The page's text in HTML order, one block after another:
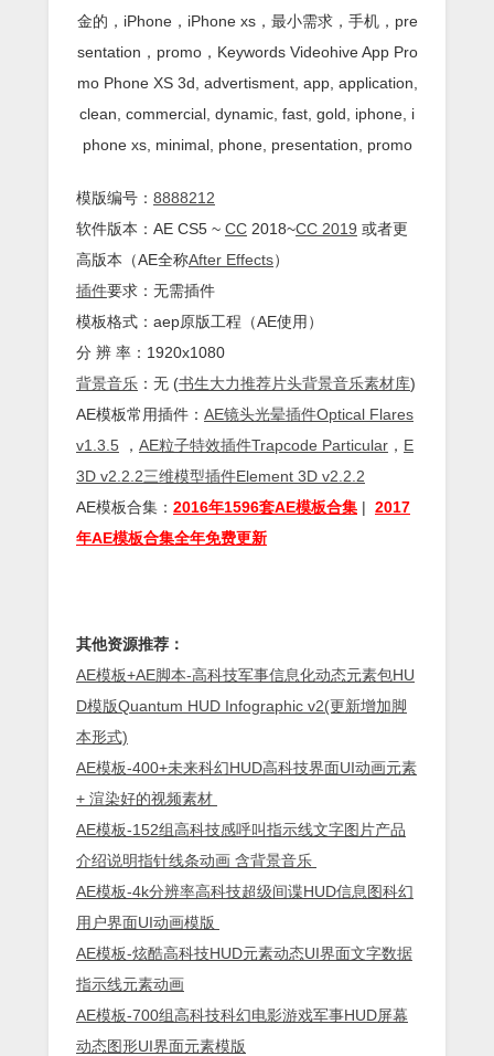
金的，iPhone，iPhone xs，最小需求，手机，pre
sentation，promo，Keywords Videohive App Pro
mo Phone XS 3d, advertisment, app, application,
clean, commercial, dynamic, fast, gold, iphone, i
phone xs, minimal, phone, presentation, promo
模版编号： 8888212
软件版本：AE CS5 ~ CC 2018~CC 2019 或者更
高版本（AE全称After Effects）
插件要求：无需插件
模板格式：aep原版工程（AE使用）
分 辨 率：1920x1080
背景音乐 ：无 (书生大力推荐片头背景音乐素材库)
AE模板常用插件： AE镜头光晕插件Optical Flares
v1.3.5 ， AE粒子特效插件Trapcode Particular ， E
3D v2.2.2三维模型插件Element 3D v2.2.2
AE模板合集： 2016年1596套AE模板合集 | 2017
年AE模板合集全年免费更新
其他资源推荐：
AE模板+AE脚本-高科技军事信息化动态元素包HU
D模版Quantum HUD Infographic v2(更新增加脚
本形式)
AE模板-400+未来科幻HUD高科技界面UI动画元素
+ 渲染好的视频素材
AE模板-152组高科技感呼叫指示线文字图片产品
介绍说明指针线条动画 含背景音乐
AE模板-4k分辨率高科技超级间谍HUD信息图科幻
用户界面UI动画模版
AE模板-炫酷高科技HUD元素动态UI界面文字数据
指示线元素动画
AE模板-700组高科技科幻电影游戏军事HUD屏幕
动态图形UI界面元素模版